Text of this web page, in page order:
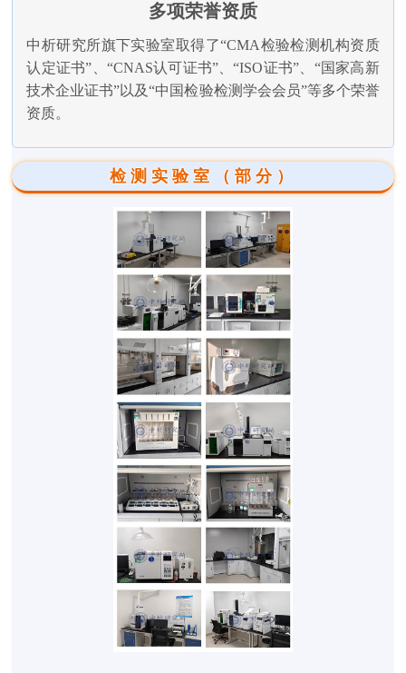
多项荣誉资质
中析研究所旗下实验室取得了“CMA检验检测机构资质
认定证书”、“CNAS认可证书”、“ISO证书”、“国家高新
技术企业证书”以及“中国检验检测学会会员”等多个荣誉
资质。
检测实验室（部分）